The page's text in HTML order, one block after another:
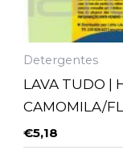
Detergentes
LAVA TUDO |
CAMOMILA/
€5,18